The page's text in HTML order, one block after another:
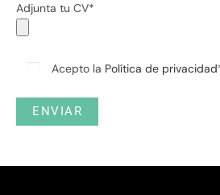
Adjunta tu CV*
Acepto la Política de